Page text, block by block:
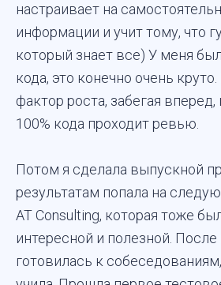
настраивает на
информации и учит тому, что
который знает все) У меня
кода, это конечно очень
фактор роста, забегая
100% кода проходит ревью.
Потом я сделала выпускной
результатам попала на
AT Consulting, которая тоже
интересной и полезной. После
готовилась к